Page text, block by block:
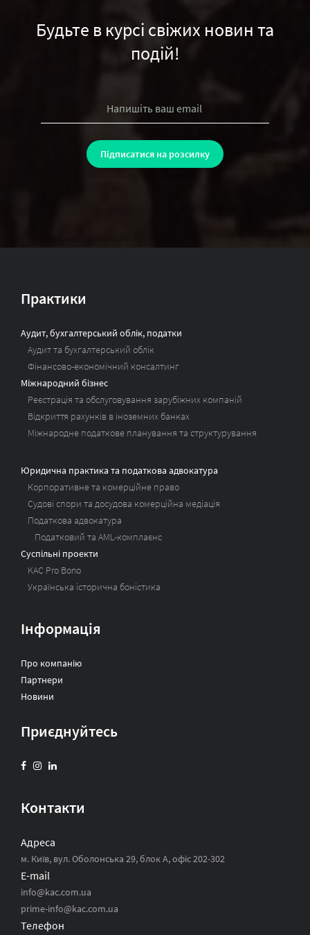
Будьте в курсі свіжих новин та
подій!
Практики
Аудит, бухгалтерський облік, податки
Аудит та бухгалтерський облік
Фінансово-економічний консалтинг
Міжнародний бізнес
Реєстрація та обслуговування зарубіжних компаній
Відкриття рахунків в іноземних банках
Міжнародне податкове планування та структурування
Юридична практика та податкова адвокатура
Корпоративне та комерційне право
Судові спори та досудова комерційна медіація
Податкова адвокатура
Податковий та AML-комплаєнс
Суспільні проекти
KAC Pro Bono
Українська історична боністика
Інформація
Про компанію
Партнери
Новини
Приєднуйтесь
Контакти
Адреса
м. Київ, вул. Оболонська 29, блок А, офіс 202-302
E-mail
info@kac.com.ua
prime-info@kac.com.ua
Телефон